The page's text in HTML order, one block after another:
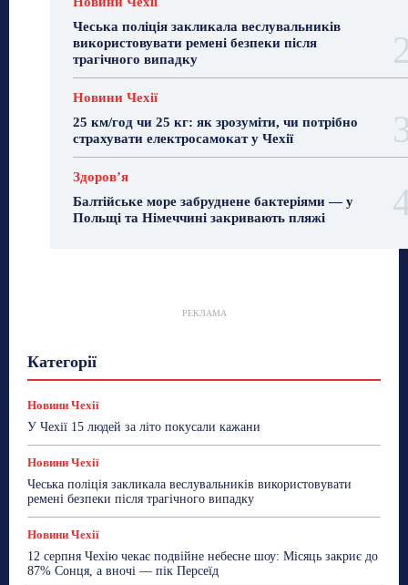
Чеська поліція закликала веслувальників
використовувати ремені безпеки після
трагічного випадку
Новини Чехії
25 км/год чи 25 кг: як зрозуміти, чи потрібно
страхувати електросамокат у Чехії
Здоровʼя
Балтійське море забруднене бактеріями — у
Польщі та Німеччині закривають пляжі
РЕКЛАМА
Категорії
Новини Чехії
Робота
ТехноМанія
Топ-новини
Новини Чехії
У Чехії 15 людей за літо покусали кажани
Новини Чехії
Чеська поліція закликала веслувальників використовувати
ремені безпеки після трагічного випадку
Новини Чехії
12 серпня Чехію чекає подвійне небесне шоу: Місяць закриє до
87% Сонця, а вночі — пік Персеїд